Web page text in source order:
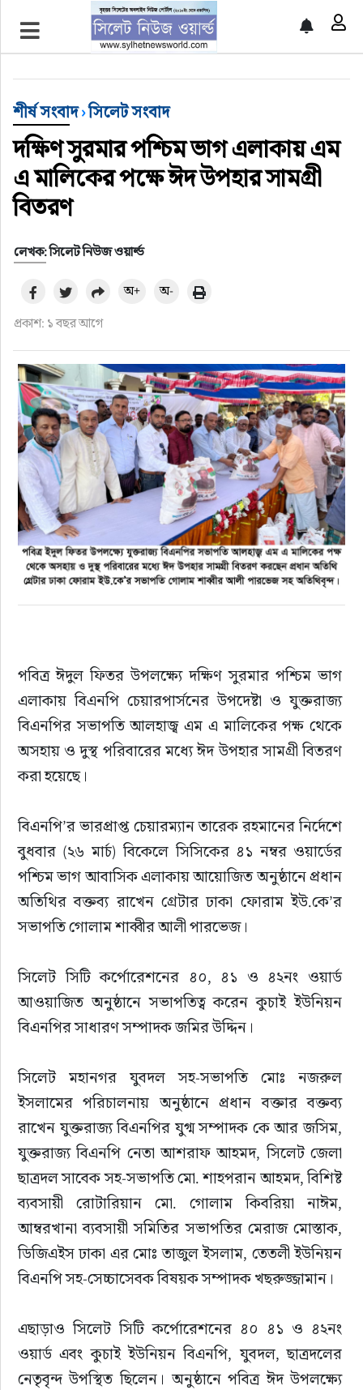
প্রচ্ছদ
সিলেট সংবাদ
জাতীয়
গণমাধ্যম
সারাদেশ
রাজনীতি
এক্সক্লুসিভ
তথ্য ও প্রযুক্তি
প্রেস বিজ্ঞপ্তি
ফিচার
বিনোদন
সাক্ষাৎকার
সাহিত্য
শীর্ষ সংবাদ›সিলেট সংবাদ
দক্ষিণ সুরমার পশ্চিম ভাগ এলাকায় এম
এ মালিকের পক্ষে ঈদ উপহার সামগ্রী
বিতরণ
লেখক: সিলেট নিউজ ওয়ার্ল্ড
প্রকাশ: ১ বছর আগে
অ+ অ-
পবিত্র ঈদুল ফিতর উপলক্ষ্যে দক্ষিণ সুরমার পশ্চিম ভাগ
এলাকায় বিএনপি চেয়ারপার্সনের উপদেষ্টা ও যুক্তরাজ্য
বিএনপির সভাপতি আলহাজ্ব এম এ মালিকের পক্ষ থেকে
অসহায় ও দুস্থ পরিবারের মধ্যে ঈদ উপহার সামগ্রী বিতরণ
করা হয়েছে।
বিএনপি’র ভারপ্রাপ্ত চেয়ারম্যান তারেক রহমানের নির্দেশে
বুধবার (২৬ মার্চ) বিকেলে সিসিকের ৪১ নম্বর ওয়ার্ডের
পশ্চিম ভাগ আবাসিক এলাকায় আয়োজিত অনুষ্ঠানে প্রধান
অতিথির বক্তব্য রাখেন গ্রেটার ঢাকা ফোরাম ইউ.কে’র
সভাপতি গোলাম শাব্বীর আলী পারভেজ।
সিলেট সিটি কর্পোরেশনের ৪০, ৪১ ও ৪২নং ওয়ার্ড
আওয়াজিত অনুষ্ঠানে সভাপতিত্ব করেন কুচাই ইউনিয়ন
বিএনপির সাধারণ সম্পাদক জমির উদ্দিন।
সিলেট মহানগর যুবদল সহ-সভাপতি মোঃ নজরুল
ইসলামের পরিচালনায় অনুষ্ঠানে প্রধান বক্তার বক্তব্য
রাখেন যুক্তরাজ্য বিএনপির যুগ্ম সম্পাদক কে আর জসিম,
যুক্তরাজ্য বিএনপি নেতা আশরাফ আহমদ, সিলেট জেলা
ছাত্রদল সাবেক সহ-সভাপতি মো. শাহপরান আহমদ, বিশিষ্ট
ব্যবসায়ী রোটারিয়ান মো. গোলাম কিবরিয়া নাঈম,
আম্বরখানা ব্যবসায়ী সমিতির সভাপতির মেরাজ মোস্তাক,
ডিজিএইস ঢাকা এর মোঃ তাজুল ইসলাম, তেতলী ইউনিয়ন
বিএনপি সহ-সেচ্চাসেবক বিষয়ক সম্পাদক খছরুজ্জামান।
এছাড়াও সিলেট সিটি কর্পোরেশনের ৪০ ৪১ ও ৪২নং
ওয়ার্ড এবং কুচাই ইউনিয়ন বিএনপি, যুবদল, ছাত্রদলের
নেতৃবৃন্দ উপস্থিত ছিলেন। অনুষ্ঠানে পবিত্র ঈদ উপলক্ষ্যে